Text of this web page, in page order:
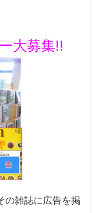
大募集!!
の雑誌に広告を掲